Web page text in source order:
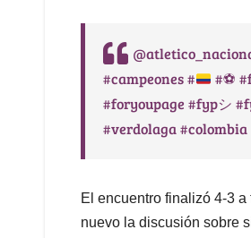
#campeones# #⚽️
#foryoupage #fypシ
#verdolaga#colombia
El encuentro finalizó 4-3
nuevo la discusión sobre